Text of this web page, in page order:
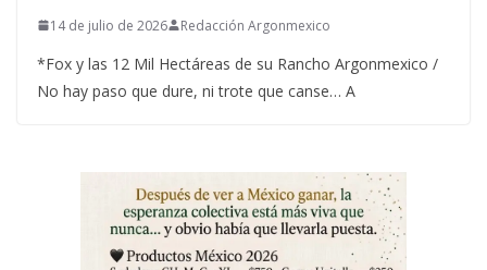
14 de julio de 2026 Redacción Argonmexico
*Fox y las 12 Mil Hectáreas de su Rancho Argonmexico /
No hay paso que dure, ni trote que canse… A